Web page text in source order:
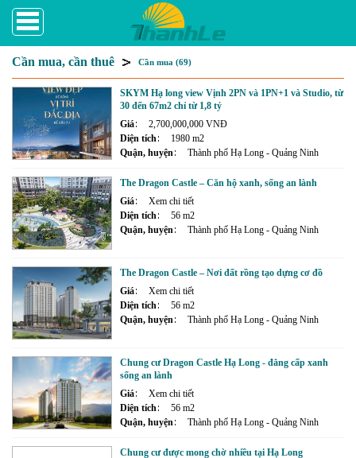
Cần mua, cần thuê Cần mua (69)
SKYM Hạ long view Vịnh 2PN và 1PN+1 và Studio, từ
30 đến 67m2 chỉ từ 1,8 tỷ
Giá
2,700,000,000 VNĐ
Diện tích
1980 m2
Quận, huyện
Thành phố Hạ Long - Quảng Ninh
The Dragon Castle – Căn hộ xanh, sống an lành
Giá
Xem chi tiết
Diện tích
56 m2
Quận, huyện
Thành phố Hạ Long - Quảng Ninh
The Dragon Castle – Nơi đất rồng tạo dựng cơ đồ
Giá
Xem chi tiết
Diện tích
56 m2
Quận, huyện
Thành phố Hạ Long - Quảng Ninh
Chung cư Dragon Castle Hạ Long - đẳng cấp xanh
sống an lành
Giá
Xem chi tiết
Diện tích
56 m2
Quận, huyện
Thành phố Hạ Long - Quảng Ninh
Chung cư được mong chờ nhiều tại Hạ Long